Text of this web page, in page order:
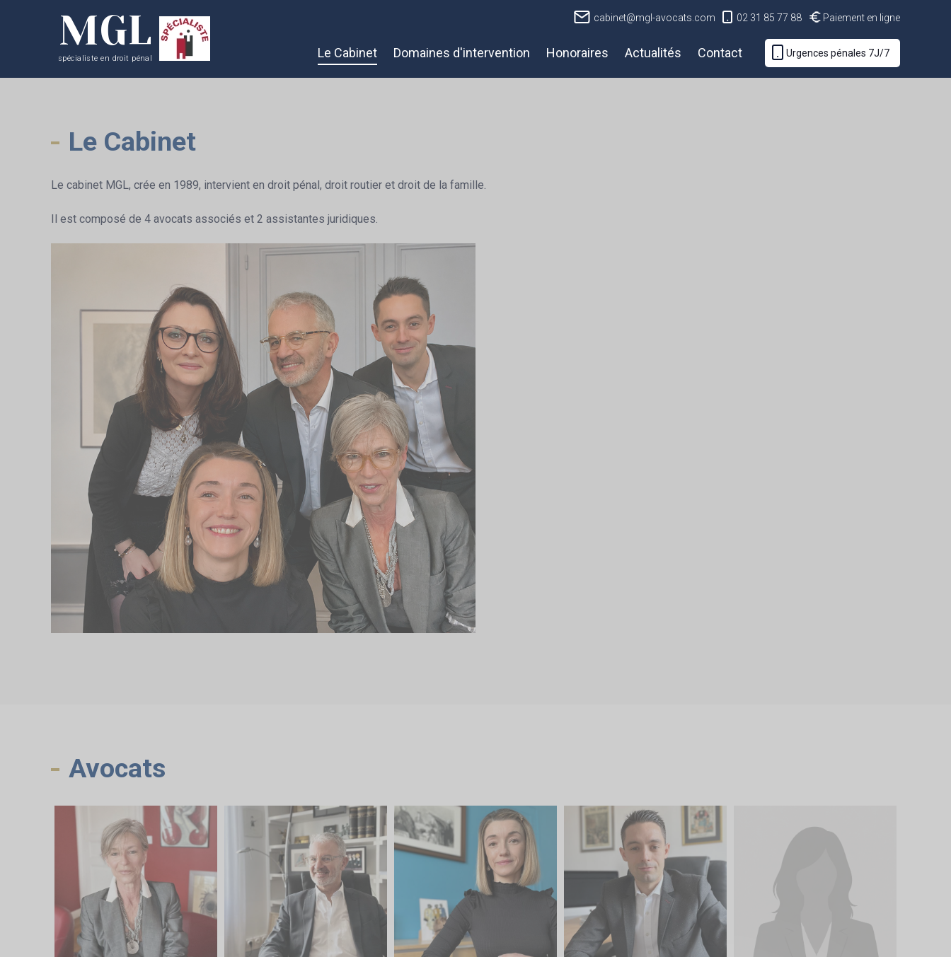
MGL
spécialiste en droit pénal
cabinet@mgl-avocats.com 02 31 85 77 88 Paiement en ligne
Le Cabinet Domaines d'intervention Honoraires Actualités Contact Urgences pénales 7J/7
Le Cabinet
Le cabinet MGL, crée en 1989, intervient en droit pénal, droit routier et droit de la famille.
Il est composé de 4 avocats associés et 2 assistantes juridiques.
Avocats